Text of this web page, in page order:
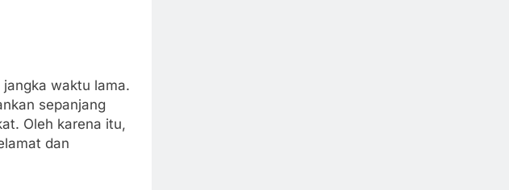
waktu lama.
sepanjang
Oleh karena itu,
dan